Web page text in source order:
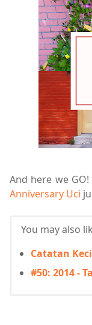
And here we
Anniversary Uci
You may also
Catatan
#50: 2014 -